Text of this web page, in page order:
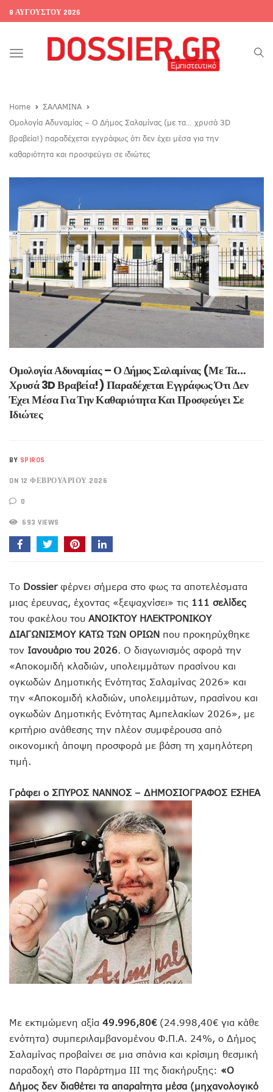
8 ΑΥΓΟΎΣΤΟΥ 2026
Toggle
Home
ΣΑΛΑΜΙΝΑ
Ομολογία Αδυναμίας – Ο Δήμος Σαλαμίνας (με τα… χρυσά 3D
βραβεία!) παραδέχεται εγγράφως ότι δεν έχει μέσα για την
καθαριότητα και προσφεύγει σε ιδιώτες
Ομολογία Αδυναμίας – Ο Δήμος Σαλαμίνας (με Τα…
Χρυσά 3D Βραβεία!) Παραδέχεται Εγγράφως Ότι Δεν
Έχει Μέσα Για Την Καθαριότητα Και Προσφεύγει Σε
Ιδιώτες
BY SPIROS
ON 12 ΦΕΒΡΟΥΑΡΊΟΥ 2026
0
693 VIEWS
Το Dossierφέρνει σήμερα στο φως τα αποτελέσματα
μιας έρευνας, έχοντας «ξεψαχνίσει» τις 111 σελίδες
του φακέλου του ΑΝΟΙΚΤΟΥ ΗΛΕΚΤΡΟΝΙΚΟΥ
ΔΙΑΓΩΝΙΣΜΟΥ ΚΑΤΩ ΤΩΝ ΟΡΙΩΝ που προκηρύχθηκε
τον Ιανουάριο του 2026. Ο διαγωνισμός αφορά την
«Αποκομιδή κλαδιών, υπολειμμάτων πρασίνου και
ογκωδών Δημοτικής Ενότητας Σαλαμίνας 2026» και
την «Αποκομιδή κλαδιών, υπολειμμάτων, πρασίνου και
ογκωδών Δημοτικής Ενότητας Αμπελακίων 2026», με
κριτήριο ανάθεσης την πλέον συμφέρουσα από
οικονομική άποψη προσφορά με βάση τη χαμηλότερη
τιμή.
Γράφει ο ΣΠΥΡΟΣ ΝΑΝΝΟΣ – ΔΗΜΟΣΙΟΓΡΑΦΟΣ ΕΣΗΕΑ
Με εκτιμώμενη αξία 49.996,80€(24.998,40€ για κάθε
ενότητα) συμπεριλαμβανομένου Φ.Π.Α. 24%, ο Δήμος
Σαλαμίνας προβαίνει σε μια σπάνια και κρίσιμη θεσμική
παραδοχή στο Παράρτημα ΙΙΙ της διακήρυξης: «Ο
Δήμος δεν διαθέτει τα απαραίτητα μέσα (μηχανολογικό